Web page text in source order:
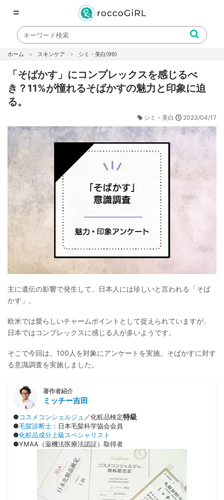
〓
ホーム スキンケア シミ・美白 (99)
「そばかす」にコンプレックスを感じるべ
き？11%が憧れるそばかすの魅力と印象に迫
る。
シミ・美白 2023/04/17
主に遺伝の影響で発生して、日本人には珍しいと言われる「そば
かす」。
欧米では愛らしいチャームポイントとして捉えられていますが、
日本ではコンプレックスに感じる人が多いようです。
そこで今回は、100人を対象にアンケートを実施。そばかすに対す
る意識調査を実施しました。
著作者紹介
ミッチー吉田
●コスメコンシェルジュ ／化粧品検定特級
●毛髪診断士 ：日本毛髪科学協会会員
●化粧品成分上級スペシャリスト
●YMAA（薬機法医療法認証）取得者